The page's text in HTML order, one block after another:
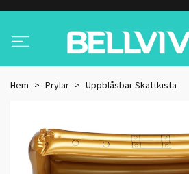
Hem Prylar Uppblåsbar Skattkista